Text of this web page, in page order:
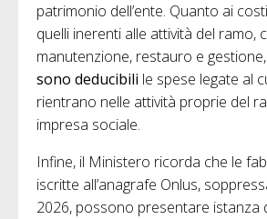
patrimonio dell’ente. Quanto ai
quelli inerenti alle attività del ramo,
manutenzione, restauro e
sono deducibili le spese legate al
rientrano nelle attività proprie del
impresa sociale.
Infine, il Ministero ricorda che le
iscritte all’anagrafe Onlus,
2026, possono presentare istanza